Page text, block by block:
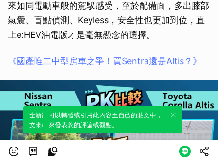
來如同電動車般的駕馭感受，至於配備面，多出膝部
氣囊、盲點偵測、Keyless，安全性也更加到位，直
上e:HEV油電版才是毫無懸念的選擇。
《國產唯二中型房車之爭！買Sentra還是Altis？》
全新體驗！一鍵引用此內容，透過發布貼
文來輕鬆表達個人立場。
可以轉發或引用此內容至自己的貼文中，
來發表您的評論或觀點。